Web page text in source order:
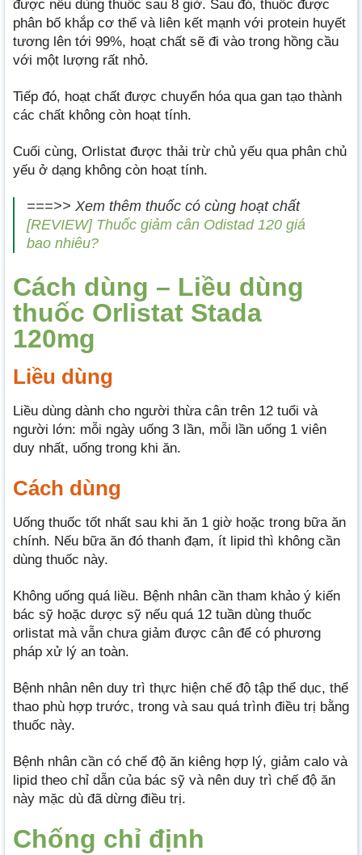
được nếu dùng thuốc sau 8 giờ. Sau đó, thuốc được
phân bố khắp cơ thể và liên kết mạnh với protein huyết
tương lên tới 99%, hoạt chất sẽ đi vào trong hồng cầu
với một lượng rất nhỏ.
Tiếp đó, hoạt chất được chuyển hóa qua gan tạo thành
các chất không còn hoạt tính.
Cuối cùng, Orlistat được thải trừ chủ yếu qua phân chủ
yếu ở dạng không còn hoạt tính.
===>> Xem thêm thuốc có cùng hoạt chất
[REVIEW] Thuốc giảm cân Odistad 120 giá
bao nhiêu?
Cách dùng – Liều dùng
thuốc Orlistat Stada
120mg
Liều dùng
Liều dùng dành cho người thừa cân trên 12 tuổi và
người lớn: mỗi ngày uống 3 lần, mỗi lần uống 1 viên
duy nhất, uống trong khi ăn.
Cách dùng
Uống thuốc tốt nhất sau khi ăn 1 giờ hoặc trong bữa ăn
chính. Nếu bữa ăn đó thanh đạm, ít lipid thì không cần
dùng thuốc này.
Không uống quá liều. Bệnh nhân cần tham khảo ý kiến
bác sỹ hoặc dược sỹ nếu quá 12 tuần dùng thuốc
orlistat mà vẫn chưa giảm được cân để có phương
pháp xử lý an toàn.
Bệnh nhân nên duy trì thực hiện chế độ tập thể dục, thể
thao phù hợp trước, trong và sau quá trình điều trị bằng
thuốc này.
Bệnh nhân cần có chế độ ăn kiêng hợp lý, giảm calo và
lipid theo chỉ dẫn của bác sỹ và nên duy trì chế độ ăn
này mặc dù đã dừng điều trị.
Chống chỉ định